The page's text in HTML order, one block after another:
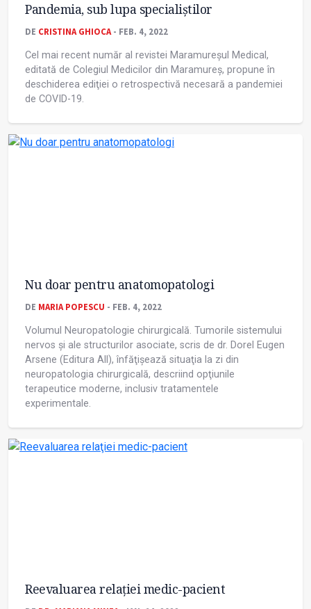
Pandemia, sub lupa specialiștilor
DE CRISTINA GHIOCA- FEB. 4, 2022
Cel mai recent număr al revistei Maramureșul Medical,
editată de Colegiul Medicilor din Maramureș, propune în
deschiderea ediţiei o retrospectivă necesară a pandemiei
de COVID-19.
Nu doar pentru anatomopatologi
DE MARIA POPESCU - FEB. 4, 2022
Volumul Neuropatologie chirurgicală. Tumorile sistemului
nervos și ale structurilor asociate, scris de dr. Dorel Eugen
Arsene (Editura All), înfăţișează situaţia la zi din
neuropatologia chirurgicală, descriind opţiunile
terapeutice moderne, inclusiv tratamentele
experimentale.
Reevaluarea relaţiei medic-pacient